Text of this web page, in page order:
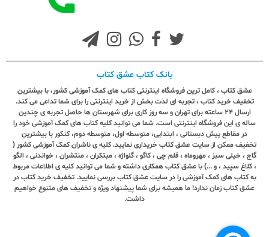
بانک کتاب عشق کتاب
عشق کتاب ، کامل ترین فروشگاه اینترنتی کتاب های کمک آموزشی کشور، با بیشترین
تخفیف خرید کتاب ، تجربه ای لذت بخش از خرید اینترنتی را برای شما تداعی می کند.
ارسال ٢٤ ساعته برای تهران و سه روز کاری برای شهرستان ها حاصل تجربه ی چندین
ساله ی این فروشگاه اینترنتی است. شما می توانید کلیه کتاب های کمک آموزشی خود را
در مقاطع پیش دبستانی ، ابتدایی، متوسطه اول، متوسطه دوم، کنکور با بیشترین
تخفیف ممکن از سایت عشق کتاب خریداری نمایید. کلیه ی ناشران کمک آموزشی کشور (
گاج ، خیلی سبز ، مهروماه ، قلم چی ، کاگو ، گلواژه ، مبتکران ، منتشران ، خواندنی ، الگو
، کلاغ سپید ، و ...) با عشق کتاب همکاری داشته و شما می توانید کلیه ی اطلاعات مربوط
به کتاب های کمک آموزشی را در سایت عشق کتاب بررسی نمایید. تخفیف خرید کتاب در
عشق کتاب زمان ندارد! ما همیشه برای شما پیشنهاد ویژه و تخفیف های متنوع خواهیم
داشت.